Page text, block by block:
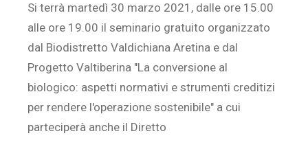
Si terrà martedì 30 marzo 2021, dalle ore 15.00
alle ore 19.00 il seminario gratuito organizzato
dal Biodistretto Valdichiana Aretina e dal
Progetto Valtiberina "La conversione al
biologico: aspetti normativi e strumenti creditizi
per rendere l'operazione sostenibile" a cui
parteciperà anche il Diretto